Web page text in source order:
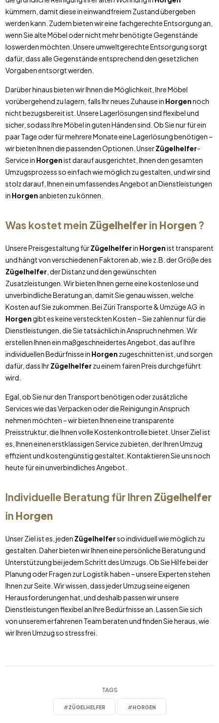
kümmern, damit diese in einwandfreiem Zustand übergeben
werden kann. Zudem bieten wir eine fachgerechte Entsorgung an,
wenn Sie alte Möbel oder nicht mehr benötigte Gegenstände
loswerden möchten. Unsere umweltgerechte Entsorgung sorgt
dafür, dass alle Gegenstände entsprechend den gesetzlichen
Vorgaben entsorgt werden.
Darüber hinaus bieten wir Ihnen die Möglichkeit, Ihre Möbel
vorübergehend zu lagern, falls Ihr neues Zuhause in Horgennoch
nicht bezugsbereit ist. Unsere Lagerlösungen sind flexibel und
sicher, sodass Ihre Möbel in guten Händen sind. Ob Sie nur für ein
paar Tage oder für mehrere Monate eine Lagerlösung benötigen –
wir bieten Ihnen die passenden Optionen. UnserZügelhelfer-
Service in Horgenist darauf ausgerichtet, Ihnen den gesamten
Umzugsprozess so einfach wie möglich zu gestalten, und wir sind
stolz darauf, Ihnen ein umfassendes Angebot an Dienstleistungen
in Horgen anbieten zu können.
Was kostet mein Zügelhelferin Horgen?
Unsere Preisgestaltung fürZügelhelferin Horgenist transparent
und hängt von verschiedenen Faktoren ab, wie z.B. der Größe des
Zügelhelfer , der Distanz und den gewünschten
Zusatzleistungen. Wir bieten Ihnen gerne eine kostenlose und
unverbindliche Beratung an, damit Sie genau wissen, welche
Kosten auf Sie zukommen. Bei Züri Transporte & Umzüge AG in
Horgengibt es keine versteckten Kosten – Sie zahlen nur für die
Dienstleistungen, die Sie tatsächlich in Anspruch nehmen. Wir
erstellen Ihnen ein maßgeschneidertes Angebot, das auf Ihre
individuellen Bedürfnisse in Horgen zugeschnitten ist, und sorgen
dafür, dass IhrZügelhelfer zu einem fairen Preis durchgeführt
wird.
Egal, ob Sie nur den Transport benötigen oder zusätzliche
Services wie das Verpacken oder die Reinigung in Anspruch
nehmen möchten – wir bieten Ihnen eine transparente
Preisstruktur, die Ihnen volle Kostenkontrolle bietet. Unser Ziel ist
es, Ihnen einen erstklassigen Service zu bieten, der Ihren Umzug
effizient und kostengünstig gestaltet. Kontaktieren Sie uns noch
heute für ein unverbindliches Angebot.
Individuelle Beratung für Ihren Zügelhelfer
in Horgen
Unser Ziel ist es, jeden Zügelhelferso individuell wie möglich zu
gestalten. Daher bieten wir Ihnen eine persönliche Beratung und
Unterstützung bei jedem Schritt des Umzugs. Ob Sie Hilfe bei der
Planung oder Fragen zur Logistik haben – unsere Experten stehen
Ihnen zur Seite. Wir wissen, dass jeder Umzug seine eigenen
Herausforderungen hat, und deshalb passen wir unsere
Dienstleistungen flexibel an Ihre Bedürfnisse an. Lassen Sie sich
von unserem erfahrenen Team beraten und finden Sie heraus, wie
wir Ihren Umzug so stressfrei.
TAGS
#ZÜGELHELFER #HORGEN